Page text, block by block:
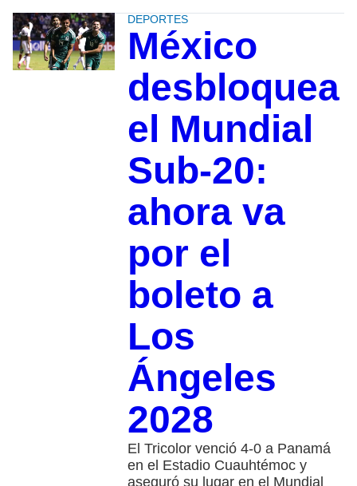
DEPORTES
México
desbloquea
el Mundial
Sub-20:
ahora va
por el
boleto a
Los
Ángeles
2028
El Tricolor venció 4-0 a Panamá
en el Estadio Cuauhtémoc y
aseguró su lugar en el Mundial